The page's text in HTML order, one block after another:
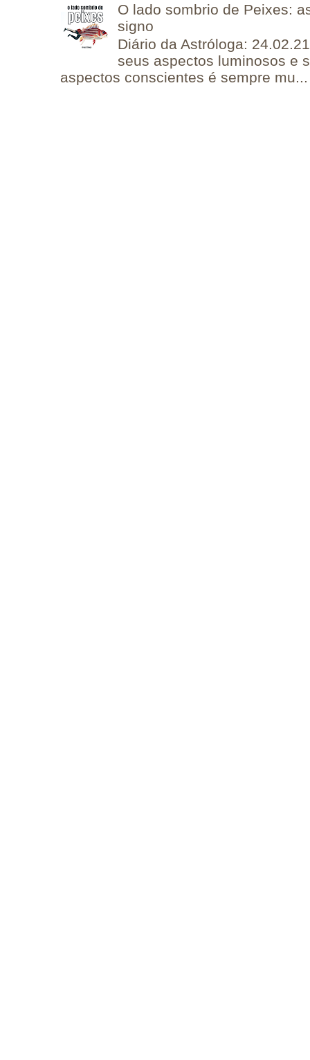
O lado sombrio de Peixes:
signo
Diário da Astróloga:
seus aspectos luminosos e
aspectos conscientes é sempre mu...